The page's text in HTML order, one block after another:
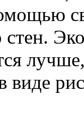
виде